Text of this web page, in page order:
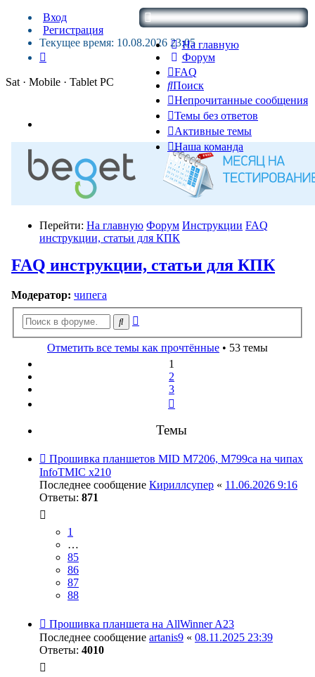
На главную
Форум
FAQ
Поиск
Непрочитанные сообщения
Темы без ответов
Активные темы
Наша команда
Вход
Регистрация
Текущее время: 10.08.2026 23:05
Sat · Mobile · Tablet PC
Перейти: На главную Форум Инструкции FAQ
инструкции, статьи для КПК
FAQ инструкции, статьи для КПК
Модератор: чипега
Поиск
Отметить все темы как прочтённые • 53 темы
1
2
3
Темы
Прошивка планшетов MID M7206, M799ca на чипах
InfoTMIC x210
Последнее сообщение Кириллсупер « 11.06.2026 9:16
Ответы: 871
1
…
85
86
87
88
Прошивка планшета на AllWinner A23
Последнее сообщение artanis9 « 08.11.2025 23:39
Ответы: 4010